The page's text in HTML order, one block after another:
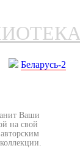
Беларусь-2
Ваши
на свой